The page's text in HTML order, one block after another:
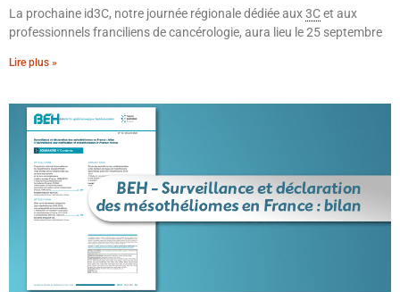
La prochaine id3C, notre journée régionale dédiée aux3Cet aux
professionnels franciliens de cancérologie, aura lieu le 25 septembre
Lire plus »